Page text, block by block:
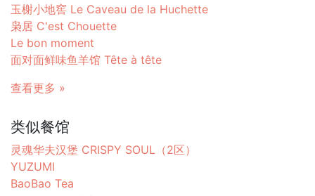
玉榭小地窖 Le Caveau de la Huchette
枭居 C'est Chouette
Le bon moment
面对面鲜味鱼羊馆 Tête à tête
查看更多 »
类似餐馆
灵魂华夫汉堡 CRISPY SOUL（2区）
YUZUMI
BaoBao Tea